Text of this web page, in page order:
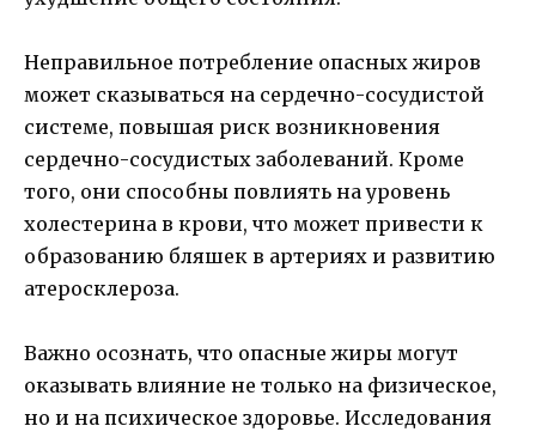
Неправильное потребление опасных жиров
может сказываться на сердечно-сосудистой
системе, повышая риск возникновения
сердечно-сосудистых заболеваний. Кроме
того, они способны повлиять на уровень
холестерина в крови, что может привести к
образованию бляшек в артериях и развитию
атеросклероза.
Важно осознать, что опасные жиры могут
оказывать влияние не только на физическое,
но и на психическое здоровье. Исследования